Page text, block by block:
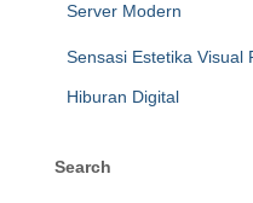
Server Modern
Sensasi Estetika Visual
Hiburan Digital
Search